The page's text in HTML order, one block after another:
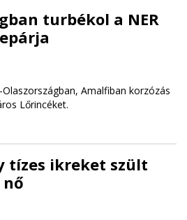
turbékol a NER
Amalfiban korzózás
Lőrincéket.
tízes ikreket szült